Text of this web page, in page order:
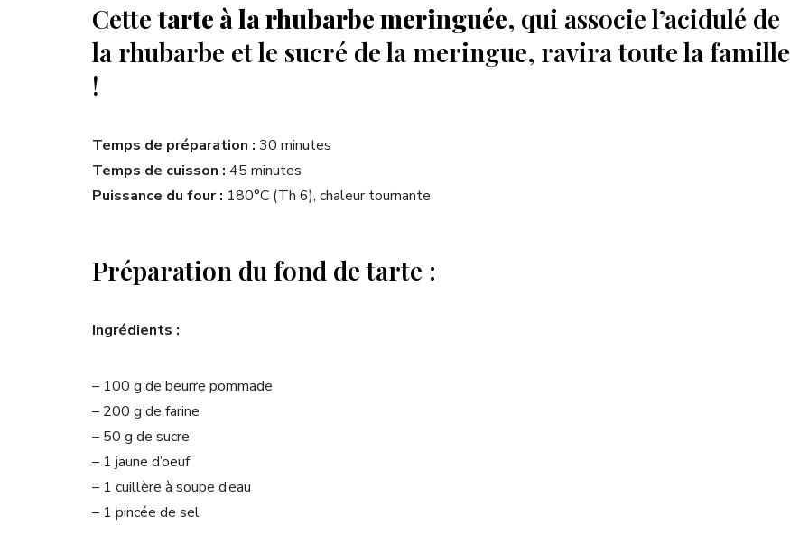
Cettetarte à la rhubarbe meringuée, qui associe l’acidulé de
la rhubarbe et le sucré de la meringue, ravira toute la famille
!
Temps de préparation : 30 minutes
Temps de cuisson : 45 minutes
Puissance du four : 180°C (Th 6), chaleur tournante
Préparation du fond de tarte :
Ingrédients :
– 100 g de beurre pommade
– 200 g de farine
– 50 g de sucre
– 1 jaune d’oeuf
– 1 cuillère à soupe d’eau
– 1 pincée de sel